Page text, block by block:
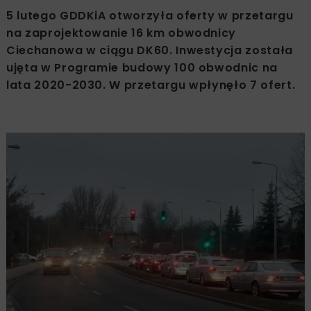
5 lutego GDDKiA otworzyła oferty w przetargu
na zaprojektowanie 16 km obwodnicy
Ciechanowa w ciągu DK60. Inwestycja została
ujęta w Programie budowy 100 obwodnic na
lata 2020-2030. W przetargu wpłynęło 7 ofert.